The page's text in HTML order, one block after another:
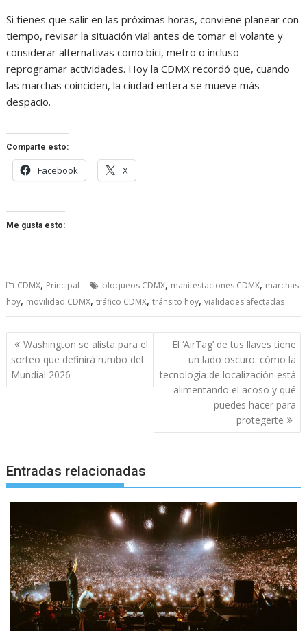
Si tienes que salir en las próximas horas, conviene planear con
tiempo, revisar la situación vial antes de tomar el volante y
considerar alternativas como bici, metro o incluso
reprogramar actividades. Hoy la CDMX recordó que, cuando
las marchas coinciden, la ciudad entera se mueve más
despacio.
Comparte esto:
Facebook X
Me gusta esto:
CDMX, Principal bloqueos CDMX, manifestaciones CDMX, marchas
hoy, movilidad CDMX,tráfico CDMX,tránsito hoy,vialidades afectadas
Navegación
de
entradas
Washington se alista para el
sorteo que definirá rumbo del
Mundial 2026
El ‘AirTag’ de tus llaves tiene
un lado oscuro: cómo la
tecnología de localización está
alimentando el acoso y qué
puedes hacer para
protegerte
Entradas relacionadas